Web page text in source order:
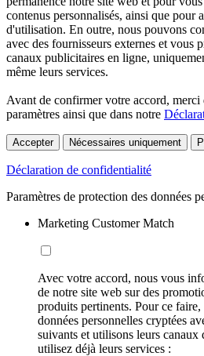
contenus personnalisés, ainsi que pour
d'utilisation. En outre, nous pouvons
avec des fournisseurs externes et vous
canaux publicitaires en ligne,
même leurs services.
Avant de confirmer votre accord, merci
paramètres ainsi que dans notre
Accepter Nécessaires uniquement
Déclaration de confidentialité
Paramètres de protection des données
Marketing Customer Match
Avec votre accord, nous vous
de notre site web sur des
produits pertinents. Pour ce
données personnelles cryptées
suivants et utilisons leurs
utilisez déjà leurs services :